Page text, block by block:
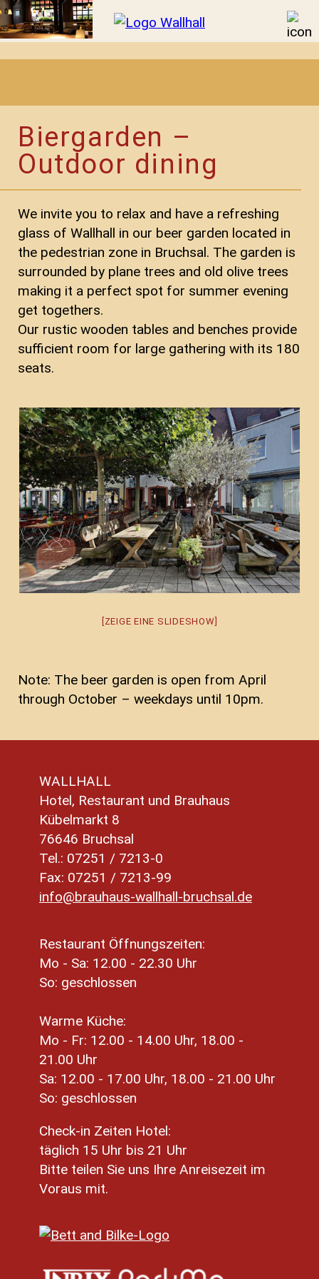
Biergarden –
Outdoor dining
We invite you to relax and have a refreshing
glass of Wallhall in our beer garden located in
the pedestrian zone in Bruchsal. The garden is
surrounded by plane trees and old olive trees
making it a perfect spot for summer evening
get togethers.
Our rustic wooden tables and benches provide
sufficient room for large gathering with its 180
seats.
[ZEIGE EINE SLIDESHOW]
Note: The beer garden is open from April
through October – weekdays until 10pm.
WALLHALL
Hotel, Restaurant und Brauhaus
Kübelmarkt 8
76646 Bruchsal
Tel.: 07251 / 7213-0
Fax: 07251 / 7213-99
info@brauhaus-wallhall-bruchsal.de
Restaurant Öffnungszeiten:
Mo - Sa: 12.00 - 22.30 Uhr
So: geschlossen
Warme Küche:
Mo - Fr: 12.00 - 14.00 Uhr, 18.00 -
21.00 Uhr
Sa: 12.00 - 17.00 Uhr, 18.00 - 21.00 Uhr
So: geschlossen
Check-in Zeiten Hotel:
täglich 15 Uhr bis 21 Uhr
Bitte teilen Sie uns Ihre Anreisezeit im
Voraus mit.